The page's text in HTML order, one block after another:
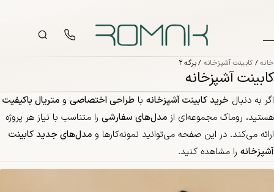
خانه/ کابینت آشپزخانه / برگه 2
کابینت آشپزخانه
اگر به دنبال خرید کابینت آشپزخانه با طراحی اختصاصی و متریال باکیفیت
هستید، روماک مجموعه‌ای از مدل‌های سفارشی را متناسب با نیاز هر پروژه
ارائه می‌کند. در این صفحه می‌توانید نمونه‌کارها و مدل‌های جدید کابینت
آشپزخانه را مشاهده کنید.